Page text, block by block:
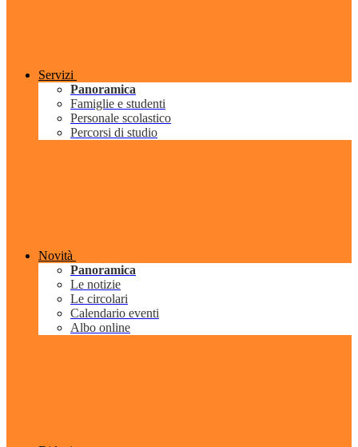
Servizi
Panoramica
Famiglie e studenti
Personale scolastico
Percorsi di studio
Novità
Panoramica
Le notizie
Le circolari
Calendario eventi
Albo online